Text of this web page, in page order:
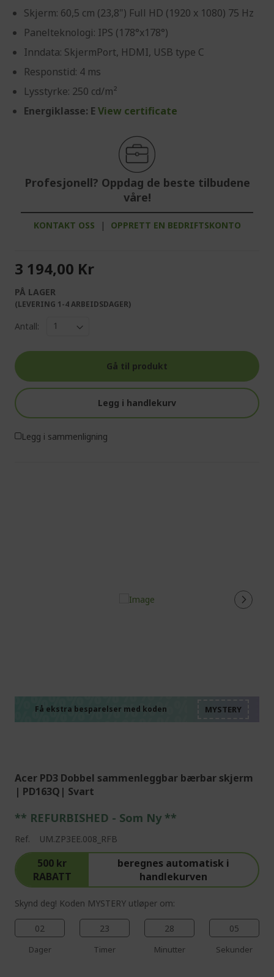
Skjerm: 60,5 cm (23,8") Full HD (1920 x 1080) 75 Hz
Panelteknologi: IPS (178°x178°)
Inndata: SkjermPort, HDMI, USB type C
Responstid: 4 ms
Lysstyrke: 250 cd/m²
Energiklasse: E View certificate
Profesjonell? Oppdag de beste tilbudene
våre!
KONTAKT OSS | OPPRETT EN BEDRIFTSKONTO
3 194,00 Kr
PÅ LAGER
(LEVERING 1-4 ARBEIDSDAGER)
Antall:
Gå til produkt
Legg i handlekurv
Legg i sammenligning
Få ekstra besparelser med koden
Acer PD3 Dobbel sammenleggbar bærbar skjerm
| PD163Q| Svart
** REFURBISHED - Som Ny **
Ref. UM.ZP3EE.008_RFB
500 kr
RABATT
beregnes automatisk i
handlekurven
Skynd deg! Koden MYSTERY utløper om:
02
Dager
23
Timer
28
Minutter
03
Sekunder